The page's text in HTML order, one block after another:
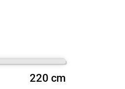
220 cm